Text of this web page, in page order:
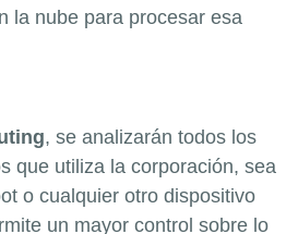
la nube para procesar esa
, se analizarán todos los
que utiliza la corporación, sea
o cualquier otro dispositivo
un mayor control sobre lo